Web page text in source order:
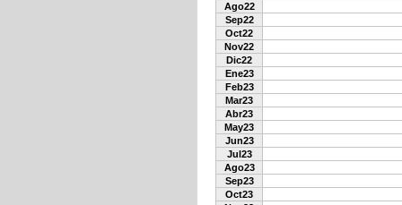
Ago22
Sep22
Oct22
Nov22
Dic22
Ene23
Feb23
Mar23
Abr23
May23
Jun23
Jul23
Ago23
Sep23
Oct23